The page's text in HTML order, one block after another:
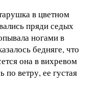
в цветном
пряди седых
ногами в
бедняге, что
она в вихревом
по ветру, ее густая